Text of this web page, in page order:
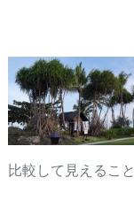
比較して見えること